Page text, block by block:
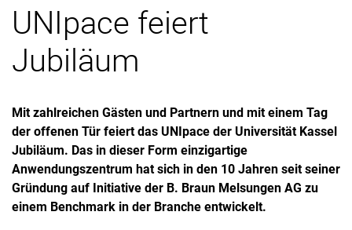
UNIpace feiert
Jubiläum
Mit zahlreichen Gästen und Partnern und mit einem Tag
der offenen Tür feiert das UNIpace der Universität Kassel
Jubiläum. Das in dieser Form einzigartige
Anwendungszentrum hat sich in den 10 Jahren seit seiner
Gründung auf Initiative der B. Braun Melsungen AG zu
einem Benchmark in der Branche entwickelt.